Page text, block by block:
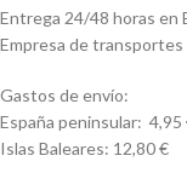
Entrega 24/48 horas en
Empresa de transportes
Gastos de envío:
España peninsular: 4,95
Islas Baleares: 12,80 €